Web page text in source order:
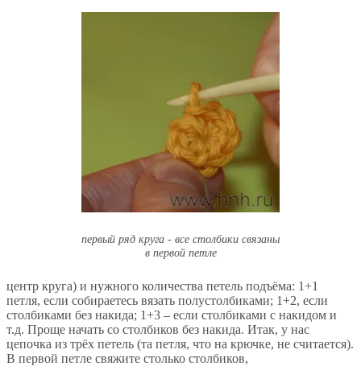
первый ряд круга - все столбики связаны
в первой петле
центр круга) и нужного количества петель подъёма: 1+1
петля, если собираетесь вязать полустолбиками; 1+2, если
столбиками без накида; 1+3 – если столбиками с накидом и
т.д. Проще начать со столбиков без накида. Итак, у нас
цепочка из трёх петель (та петля, что на крючке, не считается).
В первой петле свяжите столько столбиков,